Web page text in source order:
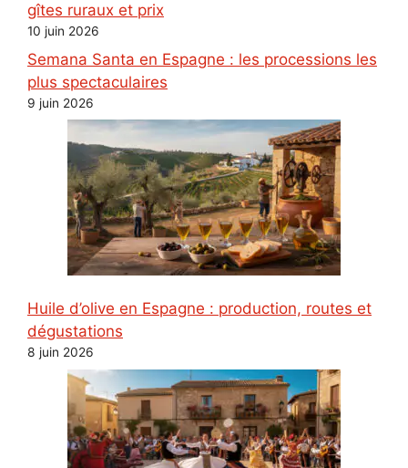
gîtes ruraux et prix
10 juin 2026
Semana Santa en Espagne : les processions les
plus spectaculaires
9 juin 2026
Huile d’olive en Espagne : production, routes et
dégustations
8 juin 2026